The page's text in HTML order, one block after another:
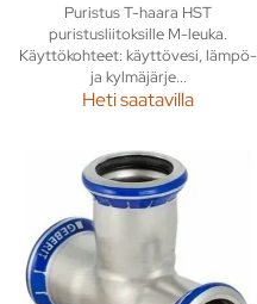
Puristus T-haara HST
puristusliitoksille M-leuka.
Käyttökohteet: käyttövesi, lämpö-
ja kylmäjärje...
Heti saatavilla